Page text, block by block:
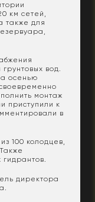
км сетей,
также для
вод.
осенью
монтаж
приступили к
в
100 колодцев,
гидрантов.
директора